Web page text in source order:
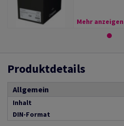
Mehr anzeigen
Produktdetails
Allgemein
Inhalt
DIN-Format